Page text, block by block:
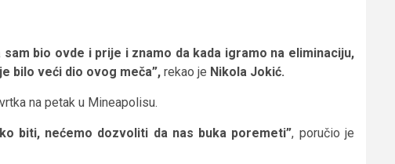
bio ovde i prije i znamo da kada igramo na eliminaciju,
bilo veći dio ovog meča”, rekao je Nikola Jokić.
na petak u Mineapolisu.
biti, nećemo dozvoliti da nas buka poremeti”, poručio je